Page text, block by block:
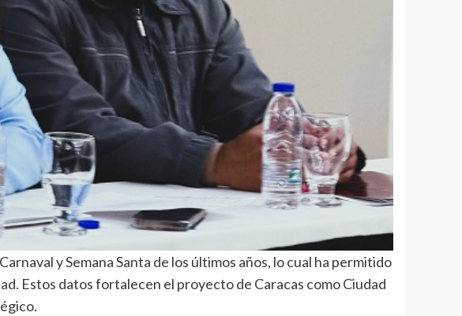
y Semana Santa de los últimos años, lo cual ha permitido
Estos datos fortalecen el proyecto de Caracas como Ciudad